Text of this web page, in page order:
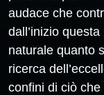
audace che
dall’inizio
naturale quanto
ricerca
confini di ciò